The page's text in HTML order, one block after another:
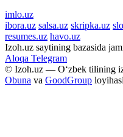
imlo.uz
ibora.uz salsa.uz skripka.uz
resumes.uz havo.uz
Izoh.uz saytining bazasida
Aloqa Telegram
© Izoh.uz — O‘zbek tilining
Obuna va GoodGroup